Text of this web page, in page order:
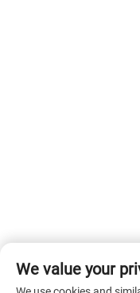
We value your